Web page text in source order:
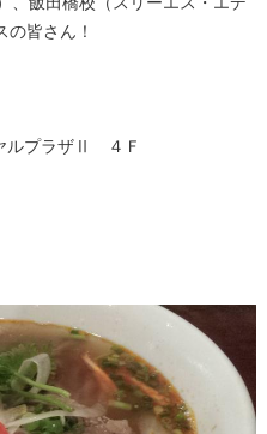
皆さん！
ルプラザⅡ ４Ｆ